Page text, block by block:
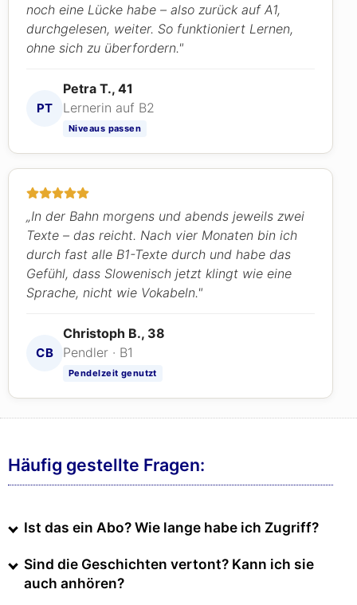
noch eine Lücke habe – also zurück auf A1,
durchgelesen, weiter. So funktioniert Lernen,
ohne sich zu überfordern."
PT
Petra T., 41
Lernerin auf B2
Niveaus passen
„In der Bahn morgens und abends jeweils zwei
Texte – das reicht. Nach vier Monaten bin ich
durch fast alle B1-Texte durch und habe das
Gefühl, dass Slowenisch jetzt klingt wie eine
Sprache, nicht wie Vokabeln."
CB
Christoph B., 38
Pendler · B1
Pendelzeit genutzt
Häufig gestellte Fragen:
Ist das ein Abo? Wie lange habe ich Zugriff?
Sind die Geschichten vertont? Kann ich sie
auch anhören?